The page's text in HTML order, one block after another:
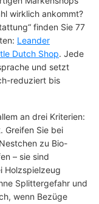
wirklich ankommt?
finden Sie 77
Leander
Dutch Shop. Jede
und setzt
reduziert bis
an drei Kriterien:
Greifen Sie bei
zu Bio-
– sie sind
Holzspielzeug
Splittergefahr und
wenn Bezüge